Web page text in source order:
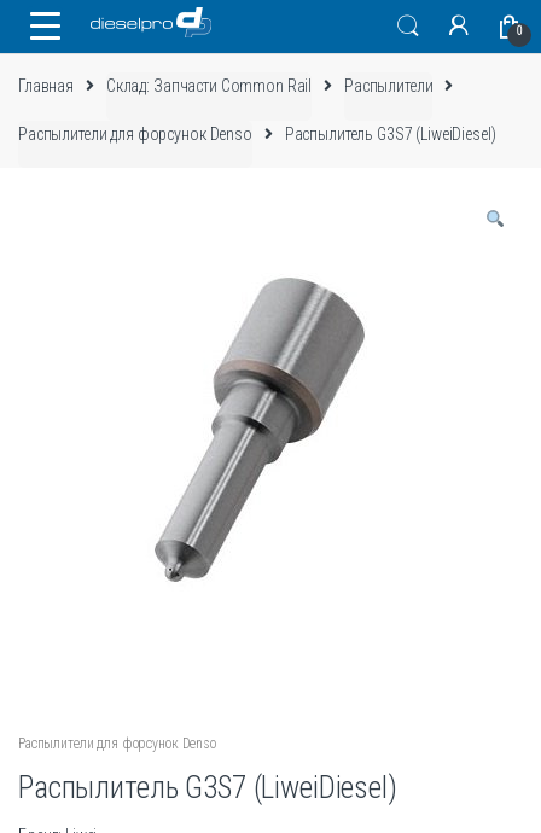
0
Главная Склад: Запчасти Common Rail Распылители
Распылители для форсунок Denso Распылитель G3S7 (LiweiDiesel)
Распылители для форсунок Denso
Распылитель G3S7 (LiweiDiesel)